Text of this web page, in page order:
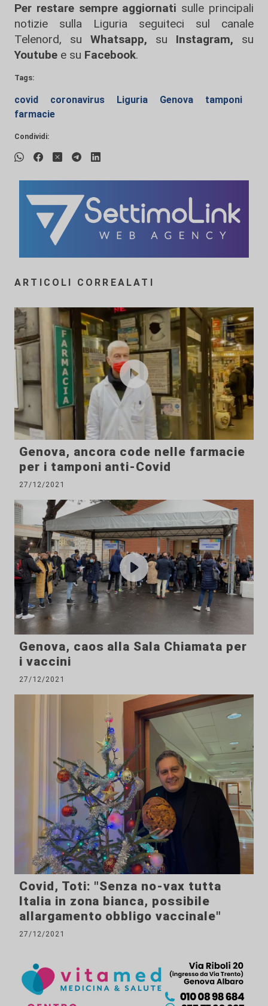
Per restare sempre aggiornati sulle principali
notizie sulla Liguria seguiteci sul canale
Telenord, su
Whatsapp, su Instagram, su
Youtube e su Facebook.
Tags:
covid coronavirus Liguria Genova
tamponi
farmacie
Condividi:
ARTICOLI CORREALATI
Genova, ancora code nelle farmacie
per i tamponi anti-Covid
27/12/2021
Genova, caos alla Sala Chiamata per
i vaccini
27/12/2021
Covid, Toti: "Senza no-vax tutta
Italia in zona bianca, possibile
allargamento obbligo vaccinale"
27/12/2021